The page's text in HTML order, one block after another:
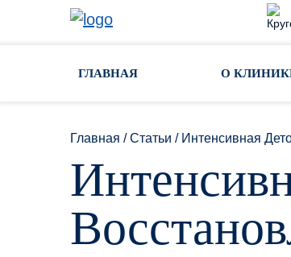
ГЛАВНАЯ О
Главная /Статьи / Интенсивная